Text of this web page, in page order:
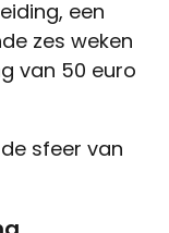
een
zes weken
van 50 euro
sfeer van